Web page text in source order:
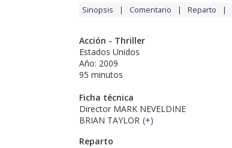
Sinopsis Comentario Reparto
Acción - Thriller
Estados Unidos
Año: 2009
95 minutos
Ficha técnica
Director MARK NEVELDINE
BRIAN TAYLOR (+)
Reparto